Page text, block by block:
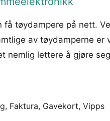
få tøydampere på nett.
av tøydamperne
nemlig lettere å gjøre
Faktura, Gavekort, Vipps